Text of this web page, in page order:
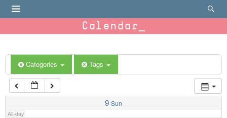
Calendar
Categories Tags
9 Sun
All-day
6:00 am
7:00 am